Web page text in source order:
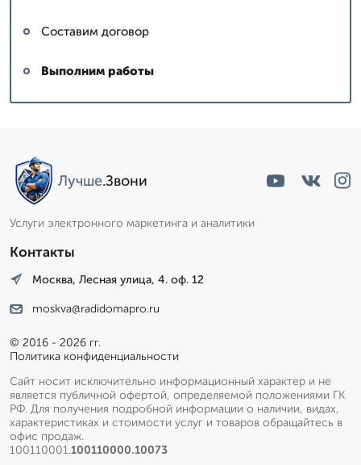
Составим договор
Выполним работы
Лучше.Звони
Услуги электронного маркетинга и аналитики
Контакты
Москва, Лесная улица, 4. оф. 12
moskva@radidomapro.ru
© 2016 - 2026 гг.
Политика конфиденциальности
Сайт носит исключительно информационный характер и не
является публичной офертой, определяемой положениями ГК
РФ. Для получения подробной информации о наличии, видах,
характеристиках и стоимости услуг и товаров обращайтесь в
офис продаж.
100110001.100110000.10073